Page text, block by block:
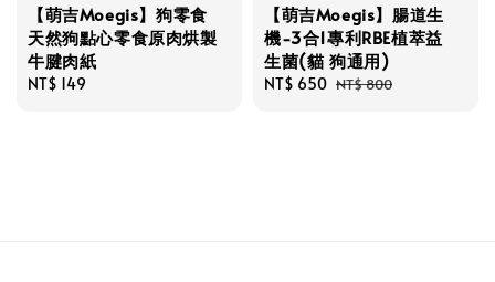
【萌吉Moegis】狗零食
天然狗點心零食原肉烘製
牛腱肉紙
Regular
NT$ 149
【萌吉Moegis】腸道生
機-3合1專利RBE植萃益
生菌(貓 狗通用)
Sale
NT$ 650 Regular
NT$ 800